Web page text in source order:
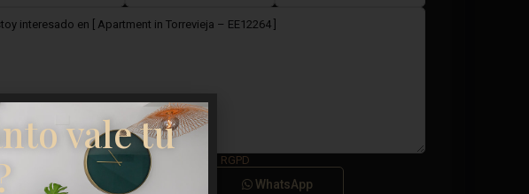
Doy mi consentimiento para el Términos del RGPD
Llamar WhatsApp
vale tu